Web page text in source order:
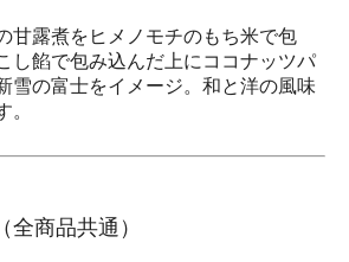
甘露煮をヒメノモチのもち米で包
し餡で包み込んだ上にココナッツパ
雪の富士をイメージ。和と洋の風味
。
商品共通）